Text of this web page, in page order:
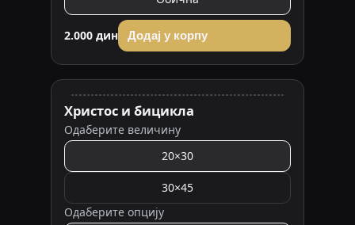
2.000 дин Додај у корпу
Христос и бицикла
Одаберите величину
20×30
30×45
Одаберите опцију